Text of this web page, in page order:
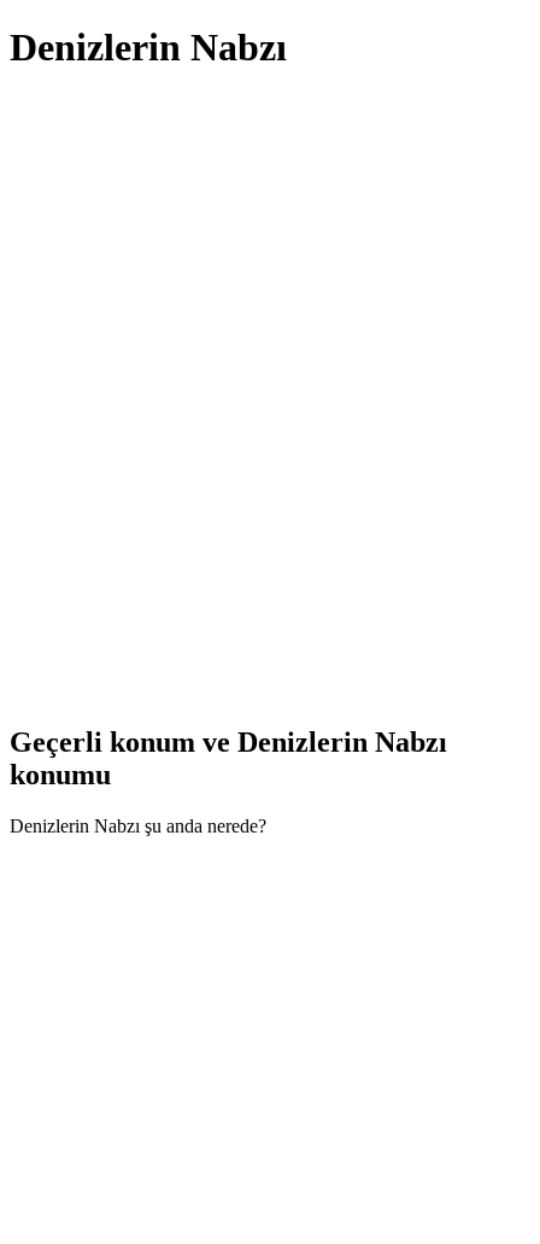
Denizlerin Nabzı
Geçerli konum ve Denizlerin Nabzı
konumu
Denizlerin Nabzı şu anda nerede?